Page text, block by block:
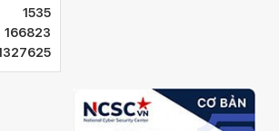
1535
166823